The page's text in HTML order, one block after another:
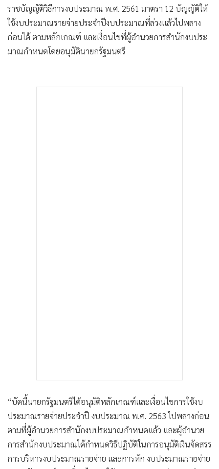
ราชบัญญัติวิธีการงบประมาณ พ.ศ. 2561 มาตรา 12 บัญญัติให้
ใช้งบประมาณรายจ่ายประจําปีงบประมาณที่ล่วงแล้วไปพลาง
ก่อนได้ ตามหลักเกณฑ์ และเงื่อนไขที่ผู้อํานวยการสํานักงบประ
มาณกําหนดโดยอนุมัตินายกรัฐมนตรี
“บัดนี้นายกรัฐมนตรีได้อนุมัติหลักเกณฑ์และเงื่อนไขการใช้งบ
ประมาณรายจ่ายประจําปี งบประมาณ พ.ศ. 2563 ไปพลางก่อน
ตามที่ผู้อํานวยการสํานักงบประมาณกําหนดแล้ว และผู้อํานวย
การสํานักงบประมาณได้กําหนดวิธีปฏิบัติในการอนุมัติเงินจัดสรร
การบริหารงบประมาณรายจ่าย และการหัก งบประมาณรายจ่าย